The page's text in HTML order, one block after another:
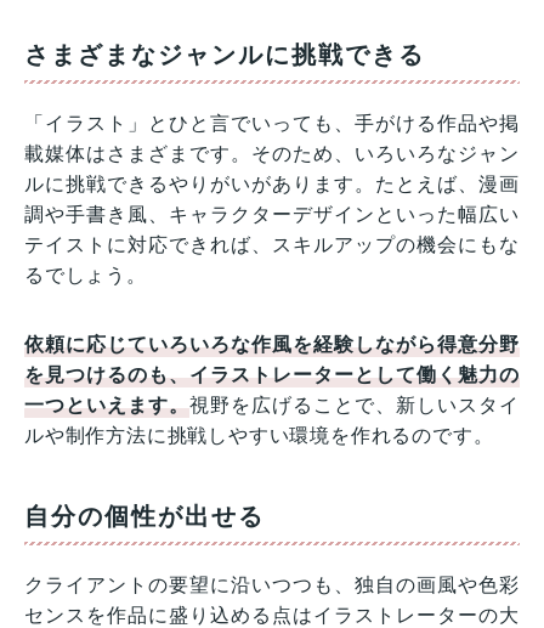
さまざまなジャンルに挑戦できる
「イラスト」とひと言でいっても、手がける作品や掲
載媒体はさまざまです。そのため、いろいろなジャン
ルに挑戦できるやりがいがあります。たとえば、漫画
調や手書き風、キャラクターデザインといった幅広い
テイストに対応できれば、スキルアップの機会にもな
るでしょう。
依頼に応じていろいろな作風を経験しながら得意分野
を見つけるのも、イラストレーターとして働く魅力の
一つといえます。視野を広げることで、新しいスタイ
ルや制作方法に挑戦しやすい環境を作れるのです。
自分の個性が出せる
クライアントの要望に沿いつつも、独自の画風や色彩
センスを作品に盛り込める点はイラストレーターの大